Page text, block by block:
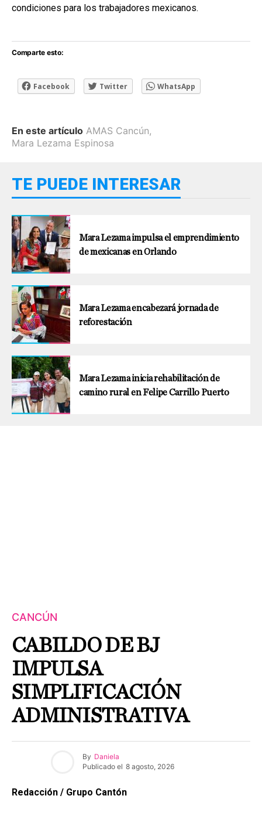
condiciones para los trabajadores mexicanos.
Comparte esto:
Facebook Twitter WhatsApp
En este artículo AMAS Cancún,
Mara Lezama Espinosa
TE PUEDE INTERESAR
Mara Lezama impulsa el emprendimiento
de mexicanas en Orlando
Mara Lezama encabezará jornada de
reforestación
Mara Lezama inicia rehabilitación de
camino rural en Felipe Carrillo Puerto
CANCÚN
CABILDO DE BJ
IMPULSA
SIMPLIFICACIÓN
ADMINISTRATIVA
By Daniela
Publicado el 8 agosto, 2026
Redacción / Grupo Cantón